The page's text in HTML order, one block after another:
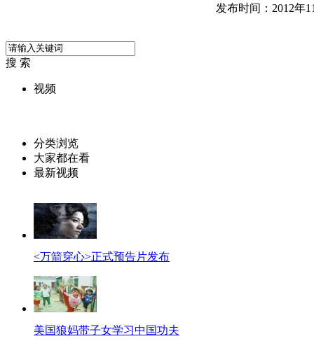
发布时间：2012年
搜 索
视频
分类浏览
大家都在看
最新视频
<万箭穿心>正式预告片发布
美国狼妈带子女学习中国功夫